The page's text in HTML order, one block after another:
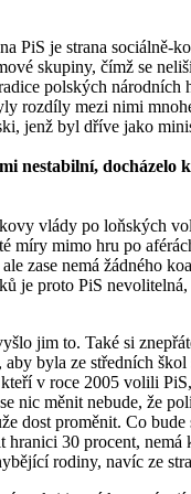
PiS je strana
skupiny, čímž se
polských
rozdíly mezi nimi
jenž byl dříve jako
nestabilní,
vlády po loňských
mimo hru po
zase nemá žádného
je proto PiS
jim to. Také si
byla ze středních
v roce 2005 volili
nic měnit nebude,
dost proměnit. Co
30 procent,
rodiny, navíc ze